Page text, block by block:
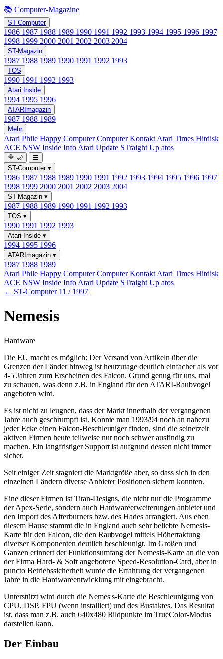
📚 Computer-Magazine
ST-Computer
1986 1987 1988 1989 1990 1991 1992 1993 1994 1995 1996 1997
1998 1999 2000 2001 2002 2003 2004
ST-Magazin
1987 1988 1989 1990 1991 1992 1993
TOS
1990 1991 1992 1993
Atari Inside
1994 1995 1996
ATARImagazin
1987 1988 1989
Mehr
Atari Phile Happy ComputerComputer Kontakt Atari Times Hitdisk
ACE NSW Inside Info Atari Update STraight Up atos
🌞 🌙
☰
ST-Computer ▾
1986 1987 1988 1989 1990 1991 1992 1993 1994 1995 1996 1997
1998 1999 2000 2001 2002 2003 2004
ST-Magazin ▾
1987 1988 1989 1990 1991 1992 1993
TOS ▾
1990 1991 1992 1993
Atari Inside ▾
1994 1995 1996
ATARImagazin ▾
1987 1988 1989
Atari Phile Happy ComputerComputer Kontakt Atari Times Hitdisk
ACE NSW Inside Info Atari Update STraight Up atos
← ST-Computer 11 / 1997
Nemesis
Hardware
Die EU macht es möglich: Der Versand von Artikeln über die
Grenzen der Länder hinweg ist heutzutage deutlich einfacher als vor
4-5 Jahren zum Erscheinen des Falcon. Grund genug für uns, mal
zu schauen, was denn z.B. in England für den ATARI-Raubvogel
angeboten wird.
Es ist nicht zu leugnen, dass der Markt innerhalb der vergangenen
Jahre auch geschrumpft ist. Konnte man 1993/94 noch an nahezu
jeder Ecke einen Falcon-Beschleuniger finden, sind die seinerzeit
aktiven Firmen heute teilweise nur noch schwer ausfindig zu
machen. Ein langfristiger Support ist aufgrund dessen nicht immer
sicher.
Seit einiger Zeit stagniert die Marktgröße aber, so dass sich in den
einzelnen Ländern diverse Anbieter Positionen sichern konnten.
Eine dieser Firmen ist Titan-Designs, die nicht nur die Programme
der Apex-Serie, sondern auch Hardwareerweiterungen anbietet und
den Import des Afterburners bzw. des Hades arrangiert. Aus eben
diesem Hause stammt die in England auch sehr beliebte Nemesis-
Karte für den Falcon, die den Raubvogel mittels Höhertaktung
diverser Komponenten deutlich beschleunigt. Im Großen und
Ganzen erinnert der Funktionsumfang der Nemesis-Karte an die von
der Firma Hard- & Soft angebotene Speed-Resolution-Card, aber in
puncto Betriebssicherheit wurde die Erfahrung der vergangenen
Jahre in die Hardwareentwicklung mit eingebracht.
Unterstützt wird durch die Nemesis-Karte die Beschleunigung von
CPU, DSP, FPU (wenn installiert) und des Bustaktes. Das Resultat
ist, dass man z.B. auch 640x480 Bildpunkte im TrueColor-Modus
darstellen kann.
Der Einbau